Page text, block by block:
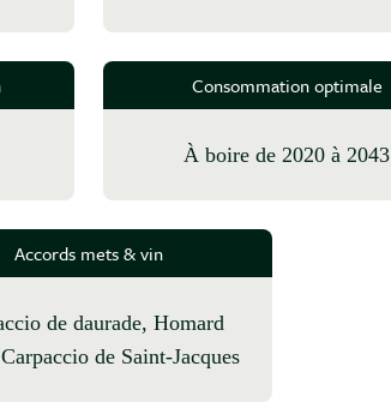
Consommation optimale
à boire de 2020 à 2043
Accords mets & vin
de Saint-Jacques